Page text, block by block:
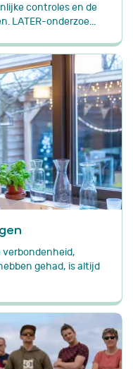
controles en de
LATER-onderzoe...
verbondenheid,
gehad, is altijd